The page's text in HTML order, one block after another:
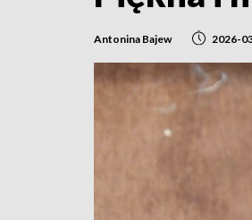
Antonina Bajew 2026-